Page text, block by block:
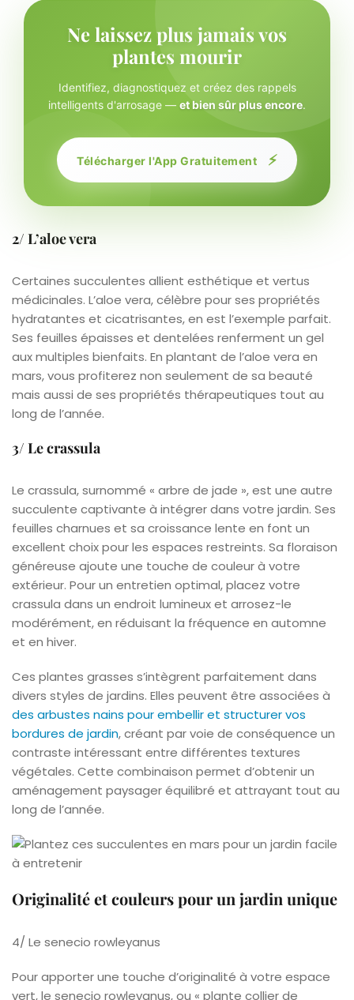
Ne laissez plus jamais vos
plantes mourir
Identifiez, diagnostiquez et créez des rappels
intelligents d'arrosage — et bien sûr plus encore.
Télécharger l'App Gratuitement ⚡
2/ L’aloe vera
Certaines succulentes allient esthétique et vertus
médicinales. L’aloe vera, célèbre pour ses propriétés
hydratantes et cicatrisantes, en est l’exemple parfait.
Ses feuilles épaisses et dentelées renferment un gel
aux multiples bienfaits. En plantant de l’aloe vera en
mars, vous profiterez non seulement de sa beauté
mais aussi de ses propriétés thérapeutiques tout au
long de l’année.
3/ Le crassula
Le crassula, surnommé « arbre de jade », est une autre
succulente captivante à intégrer dans votre jardin. Ses
feuilles charnues et sa croissance lente en font un
excellent choix pour les espaces restreints. Sa floraison
généreuse ajoute une touche de couleur à votre
extérieur. Pour un entretien optimal, placez votre
crassula dans un endroit lumineux et arrosez-le
modérément, en réduisant la fréquence en automne
et en hiver.
Ces plantes grasses s’intègrent parfaitement dans
divers styles de jardins. Elles peuvent être associées à
des arbustes nains pour embellir et structurer vos
bordures de jardin, créant par voie de conséquence un
contraste intéressant entre différentes textures
végétales. Cette combinaison permet d’obtenir un
aménagement paysager équilibré et attrayant tout au
long de l’année.
Originalité et couleurs pour un jardin unique
4/ Le senecio rowleyanus
Pour apporter une touche d’originalité à votre espace
vert, le senecio rowleyanus, ou « plante collier de